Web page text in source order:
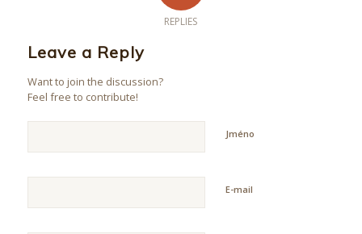
REPLIES
Leave a Reply
Want to join the discussion?
Feel free to contribute!
Jméno
E-mail